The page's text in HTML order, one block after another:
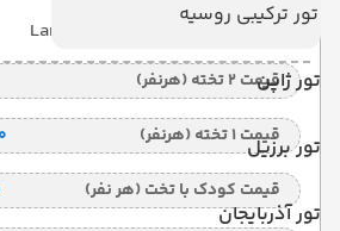
تور ترکیبی روسیه
تور ژاپن
تور برزیل
تور آذربایجان
با صبحانه(BB)
Land View
قیمت 2 تخته (هرنفر)
قیمت 1 تخته (هرنفر)
قیمت کودک با تخت (هر نفر)